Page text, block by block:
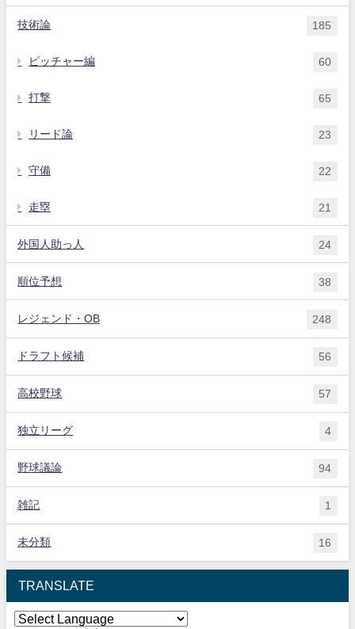
技術論 185
ピッチャー編 60
打撃 65
リード論 23
守備 22
走塁 21
外国人助っ人 24
順位予想 38
レジェンド・OB 248
ドラフト候補 56
高校野球 57
独立リーグ 4
野球議論 94
雑記 1
未分類 16
TRANSLATE